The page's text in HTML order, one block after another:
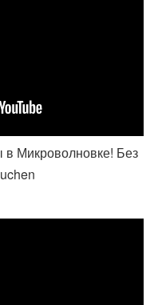
Микроволновке! Без